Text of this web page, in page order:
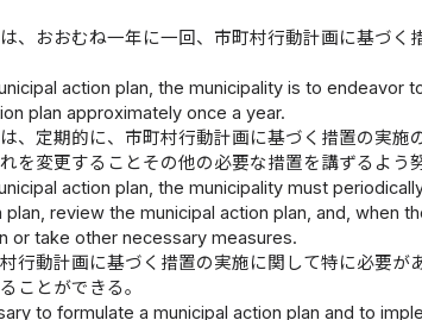
、おおむね一年に一回、市町村行動計画に基づく
action plan, the municipality is to endeavor
plan approximately once a year.
、定期的に、市町村行動計画に基づく措置の実
を変更することその他の必要な措置を講ずるよう
action plan, the municipality must
review the municipal action plan, and, when
or take other necessary measures.
行動計画に基づく措置の実施に関して特に必要
ことができる。
to formulate a municipal action plan and to